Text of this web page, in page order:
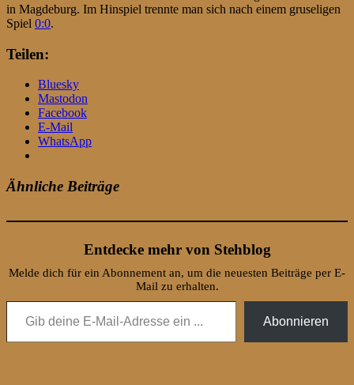
in Magdeburg. Im Hinspiel trennte man sich nach einem gruseligen
Spiel 0:0.
Teilen:
Bluesky
Mastodon
Facebook
E-Mail
WhatsApp
Ähnliche Beiträge
Entdecke mehr von Stehblog
Melde dich für ein Abonnement an, um die neuesten Beiträge per E-
Mail zu erhalten.
Gib deine E-Mail-Adresse ein ...
Abonnieren